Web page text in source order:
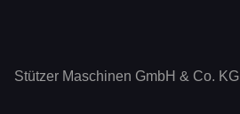
Stützer Maschinen GmbH & Co. KG